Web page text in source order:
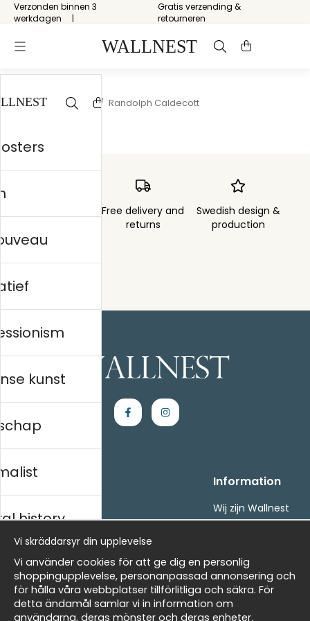
Verzonden binnen 3
werkdagen
Gratis verzending &
retourneren
Start / Storytelling / Randolph Caldecott
Free delivery and
returns
Swedish design &
production
Handla
Villkor
- Returer och återbetalningar
Om cookies
Mina favoriter
Information
Wij zijn Wallnest
FAQ
Nieuwsbrief
kunst
history
Vi skräddarsyr din upplevelse
Vi använder cookies för att ge dig en personlig
shoppingupplevelse, personanpassad annonsering och
för hålla våra webbplatser tillförlitliga och säkra. För
detta ändamål samlar vi in information om
användarna, deras mönster och deras enheter.